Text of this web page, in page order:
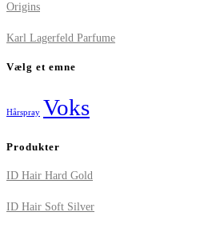
Origins
Karl Lagerfeld Parfume
Vælg et emne
Hårspray Voks
Produkter
ID Hair Hard Gold
ID Hair Soft Silver